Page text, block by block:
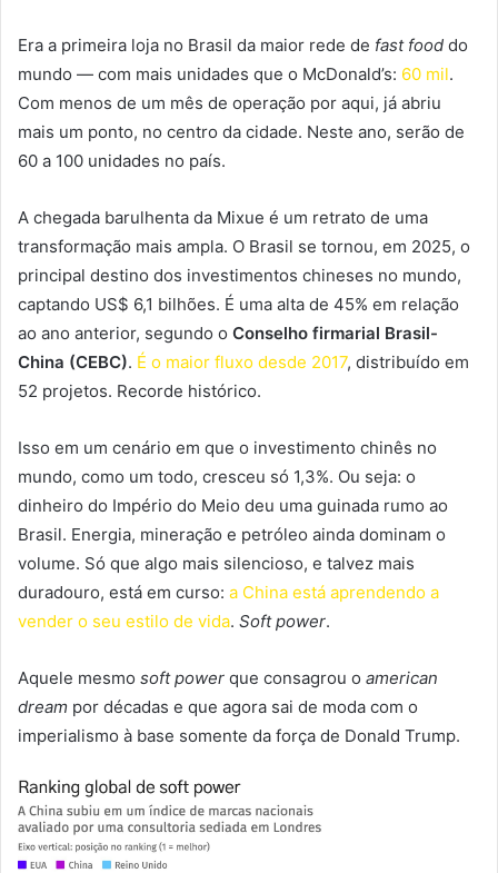
Era a primeira loja no Brasil da maior rede de fast food do
mundo — com mais unidades que o McDonald’s: 60 mil.
Com menos de um mês de operação por aqui, já abriu
mais um ponto, no centro da cidade. Neste ano, serão de
60 a 100 unidades no país.
A chegada barulhenta da Mixue é um retrato de uma
transformação mais ampla. O Brasil se tornou, em 2025, o
principal destino dos investimentos chineses no mundo,
captando US$ 6,1 bilhões. É uma alta de 45% em relação
ao ano anterior, segundo o Conselho firmarial Brasil-
China (CEBC). É o maior fluxo desde 2017, distribuído em
52 projetos. Recorde histórico.
Isso em um cenário em que o investimento chinês no
mundo, como um todo, cresceu só 1,3%. Ou seja: o
dinheiro do Império do Meio deu uma guinada rumo ao
Brasil. Energia, mineração e petróleo ainda dominam o
volume. Só que algo mais silencioso, e talvez mais
duradouro, está em curso: a China está aprendendo a
vender o seu estilo de vida. Soft power.
Aquele mesmo soft power que consagrou o american
dream por décadas e que agora sai de moda com o
imperialismo à base somente da força de Donald Trump.